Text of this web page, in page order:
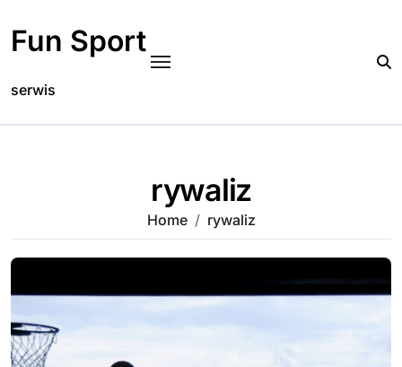
content
Fun Sport
serwis
rywaliz
Home rywaliz